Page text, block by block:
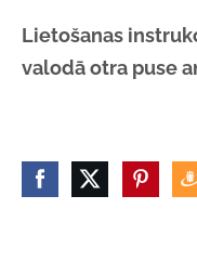
Lietošanas
valodā otra puse